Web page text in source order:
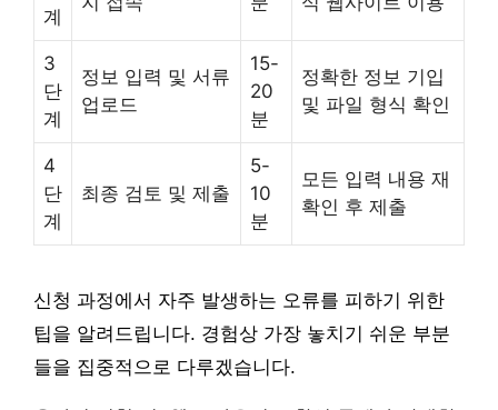
계
3
단
계
정보 입력 및 서류
업로드
15-
20
분
정확한 정보 기입
및 파일 형식 확인
4
단
계
최종 검토 및 제출
5-
10
분
모든 입력 내용 재
확인 후 제출
신청 과정에서 자주 발생하는 오류를 피하기 위한
팁을 알려드립니다. 경험상 가장 놓치기 쉬운 부분
들을 집중적으로 다루겠습니다.